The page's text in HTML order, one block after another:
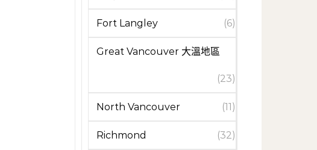
Fort Langley (6)
Great Vancouver 大溫地區
(23)
North Vancouver (11)
Richmond (32)